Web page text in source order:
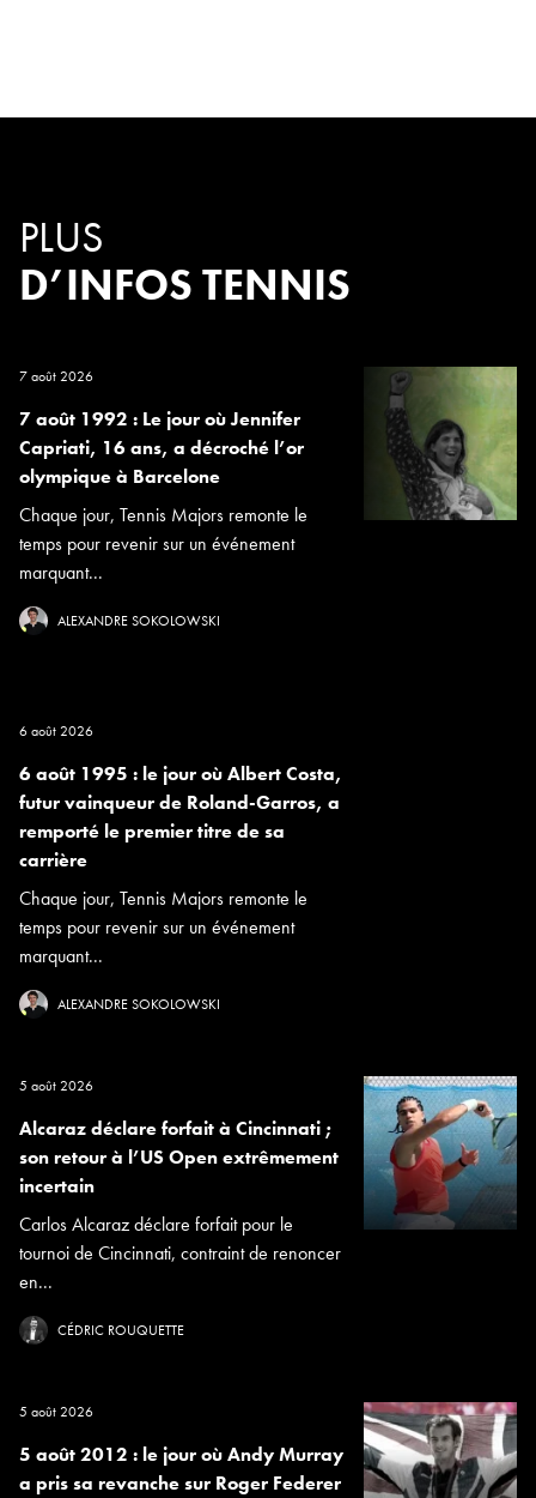
PLUS
D’INFOS TENNIS
7 août 2026
7 août 1992 : Le jour où Jennifer
Capriati, 16 ans, a décroché l’or
olympique à Barcelone
Chaque jour, Tennis Majors remonte le
temps pour revenir sur un événement
marquant...
ALEXANDRE SOKOLOWSKI
6 août 2026
6 août 1995 : le jour où Albert Costa,
futur vainqueur de Roland-Garros, a
remporté le premier titre de sa
carrière
Chaque jour, Tennis Majors remonte le
temps pour revenir sur un événement
marquant...
ALEXANDRE SOKOLOWSKI
5 août 2026
Alcaraz déclare forfait à Cincinnati ;
son retour à l’US Open extrêmement
incertain
Carlos Alcaraz déclare forfait pour le
tournoi de Cincinnati, contraint de renoncer
en...
CÉDRIC ROUQUETTE
5 août 2026
5 août 2012 : le jour où Andy Murray
a pris sa revanche sur Roger Federer